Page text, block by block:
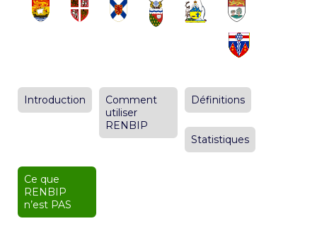
Introduction
Comment
utiliser
RENBIP
Définitions
Statistiques
Ce que
RENBIP
n’est PAS